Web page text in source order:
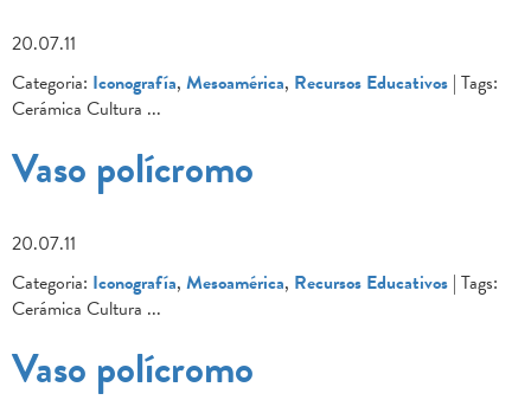
20.07.11
Categoria: Iconografía, Mesoamérica, Recursos Educativos | Tags:
Cerámica Cultura ...
Vaso polícromo
20.07.11
Categoria: Iconografía, Mesoamérica, Recursos Educativos | Tags:
Cerámica Cultura ...
Vaso polícromo